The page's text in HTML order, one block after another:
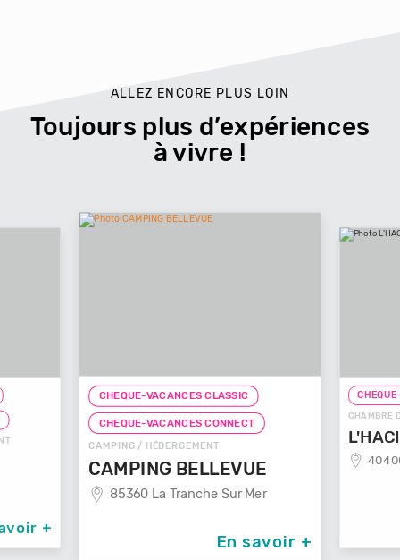
ALLEZ ENCORE PLUS LOIN
Toujours plus d’expériences
à vivre !
+
CHEQUE-VACANCES CLASSIC
CHEQUE-VACANCES CONNECT
CAMPING / HÉBERGEMENT
CAMPING BELLEVUE
85360 La Tranche Sur Mer
En savoir +
CHAMBRE